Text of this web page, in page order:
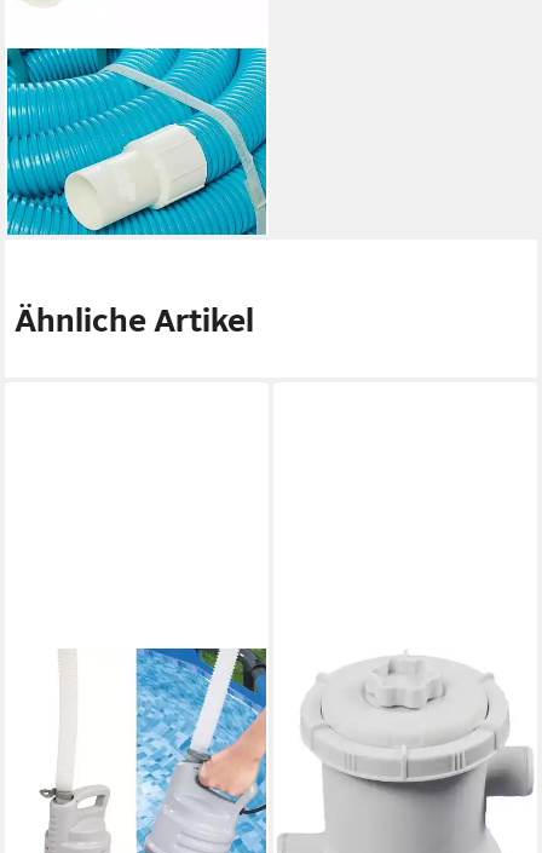
INTEX
Pool-Filterpumpe 29083 -
Poolschlauch - 1 1/2 (38mm,
Länge 760cm), Ø 38mm
26,99 €
lieferbar - in 2-3 Werktagen bei dir
Ähnliche Artikel